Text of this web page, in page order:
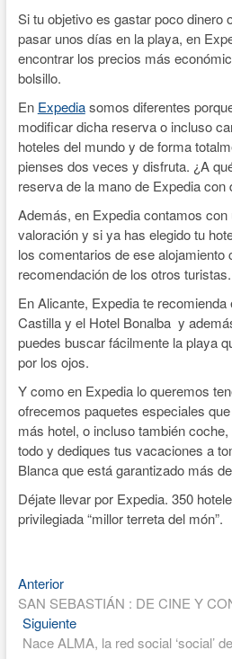
Si tu objetivo es gastar poco dinero
pasar unos días en la playa, en
encontrar los precios más
bolsillo.
En Expediasomos diferentes
modificar dicha reserva o incluso
hoteles del mundo y de forma
pienses dos veces y disfruta. ¿A
reserva de la mano de Expedia con
Además, en Expedia contamos
valoración y si ya has elegido tu
los comentarios de ese alojamiento
recomendación de los otros turistas.
En Alicante, Expedia te
Castilla y el Hotel Bonalba y
puedes buscar fácilmente la playa
por los ojos.
Y como en Expedia lo queremos
ofrecemos paquetes especiales
más hotel, o incluso también
todo y dediques tus vacaciones a
Blanca que está garantizado más
Déjate llevar por Expedia. 350
privilegiada “millor terreta del món”.
Navegación
de
entradas
AnteriorEntrada
anterior:
SAN SEBASTIÁN : DE CINE Y
SiguienteEntrada
siguiente:
Nace ALMA, la red social ‘social’